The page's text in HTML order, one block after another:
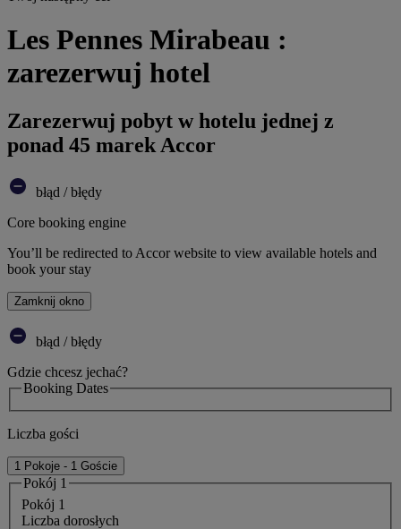
Les Pennes Mirabeau :
zarezerwuj hotel
Zarezerwuj pobyt w hotelu jednej z
ponad 45 marek Accor
błąd / błędy
Core booking engine
You’ll be redirected to Accor website to view available hotels and
book your stay
Zamknij okno
błąd / błędy
Gdzie chcesz jechać?
Booking Dates
Liczba gości
1 Pokoje - 1 Goście
Pokój 1
Pokój 1
Liczba dorosłych